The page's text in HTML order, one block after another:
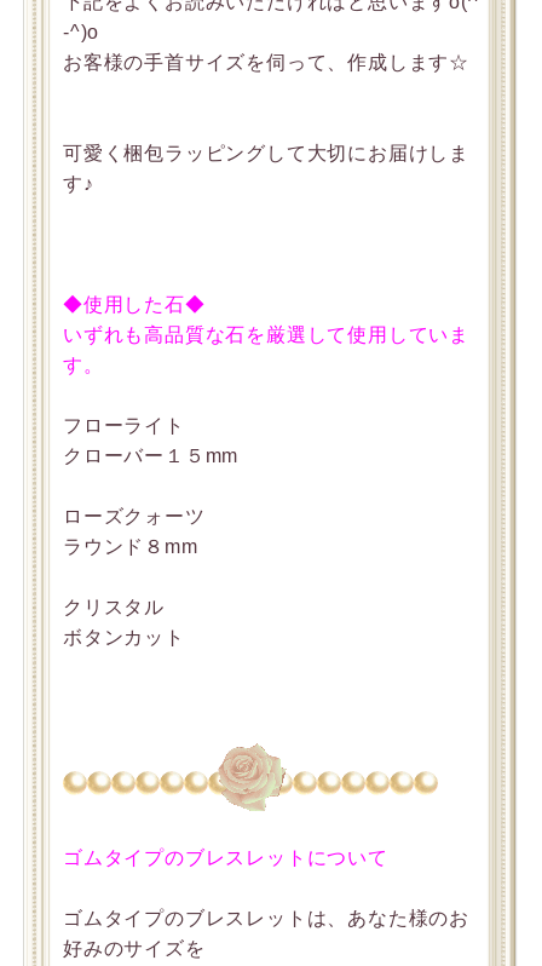
-^)o
お客様の手首サイズを伺って、作成します☆
可愛く梱包ラッピングして大切にお届けしま
す♪
◆使用した石◆
いずれも高品質な石を厳選して使用していま
す。
フローライト
クローバー１５mm
ローズクォーツ
ラウンド８mm
クリスタル
ボタンカット
ゴムタイプのブレスレットについて
ゴムタイプのブレスレットは、あなた様のお
好みのサイズを